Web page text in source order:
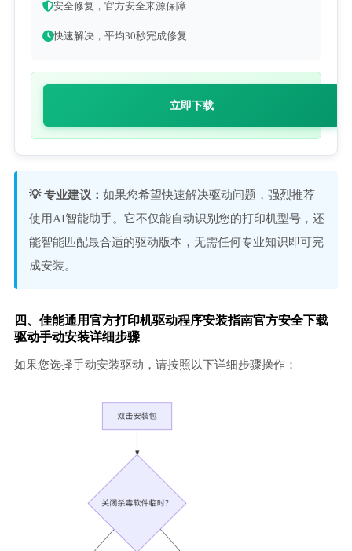
安全修复，官方安全来源保障
快速解决，平均30秒完成修复
立即下载
💡 专业建议： 如果您希望快速解决驱动问题，强烈推荐
使用AI智能助手。它不仅能自动识别您的打印机型号，还
能智能匹配最合适的驱动版本，无需任何专业知识即可完
成安装。
四、佳能通用官方打印机驱动程序安装指南官方安全下载
驱动手动安装详细步骤
如果您选择手动安装驱动，请按照以下详细步骤操作：